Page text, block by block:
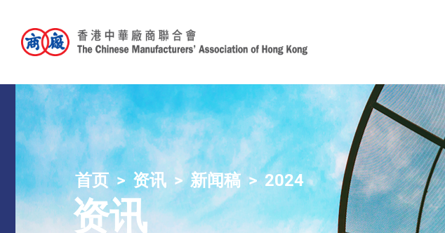
首页 资讯 新闻稿 2024
资讯